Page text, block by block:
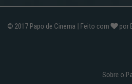
© 2017 Papo de Cinema | Feito com por
Sobre o